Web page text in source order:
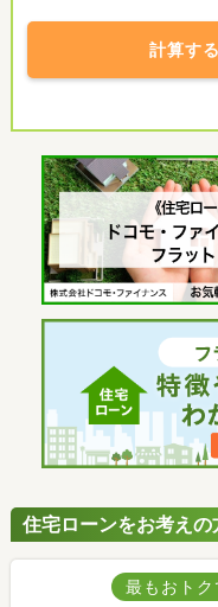
計算する
住宅ローンをお考えの
最もおト